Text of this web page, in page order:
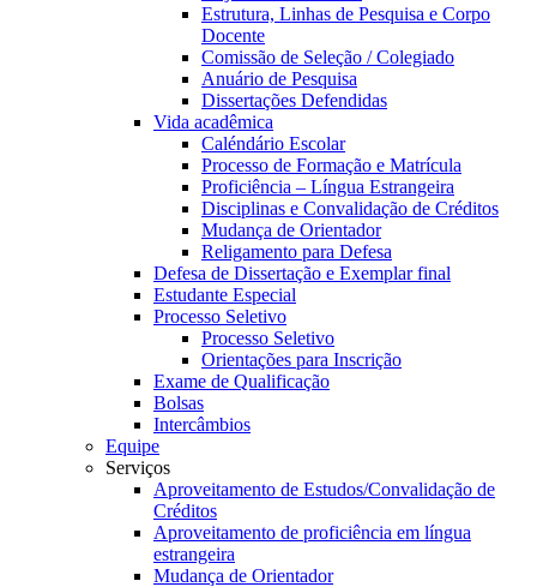
Estrutura, Linhas de Pesquisa e Corpo
Docente
Comissão de Seleção / Colegiado
Anuário de Pesquisa
Dissertações Defendidas
Vida acadêmica
Caléndário Escolar
Processo de Formação e Matrícula
Proficiência – Língua Estrangeira
Disciplinas e Convalidação de Créditos
Mudança de Orientador
Religamento para Defesa
Defesa de Dissertação e Exemplar final
Estudante Especial
Processo Seletivo
Processo Seletivo
Orientações para Inscrição
Exame de Qualificação
Bolsas
Intercâmbios
Equipe
Serviços
Aproveitamento de Estudos/Convalidação de
Créditos
Aproveitamento de proficiência em língua
estrangeira
Mudança de Orientador